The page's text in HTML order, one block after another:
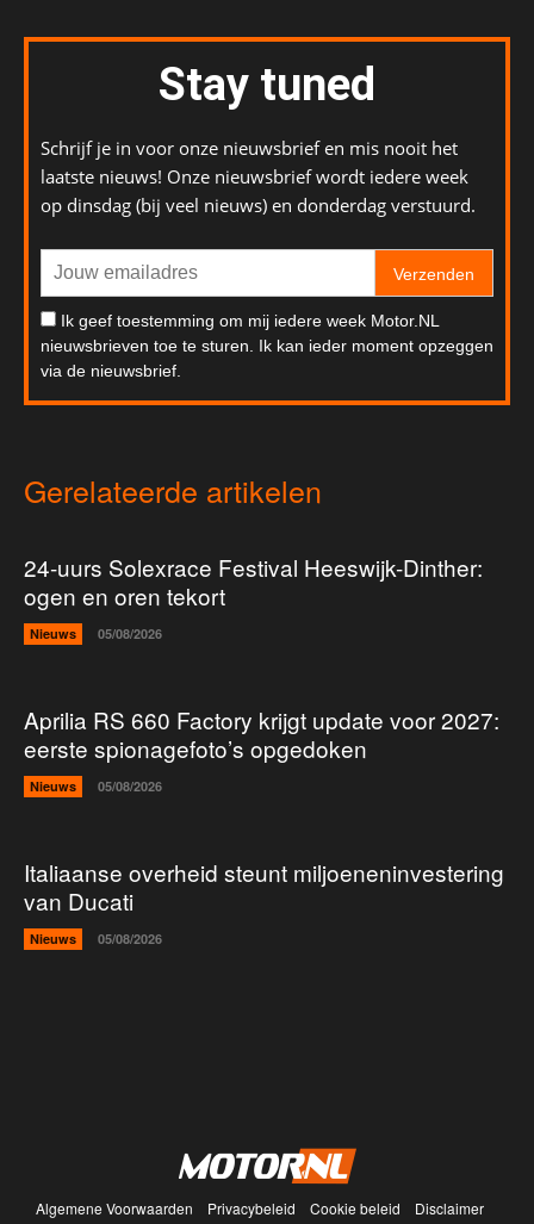
Stay tuned
Schrijf je in voor onze nieuwsbrief en mis nooit het
laatste nieuws! Onze nieuwsbrief wordt iedere week
op dinsdag (bij veel nieuws) en donderdag verstuurd.
Verzenden
Ik geef toestemming om mij iedere week Motor.NL
nieuwsbrieven toe te sturen. Ik kan ieder moment opzeggen
via de nieuwsbrief.
Gerelateerde artikelen
24-uurs Solexrace Festival Heeswijk-Dinther:
ogen en oren tekort
Nieuws 05/08/2026
Aprilia RS 660 Factory krijgt update voor 2027:
eerste spionagefoto’s opgedoken
Nieuws 05/08/2026
Italiaanse overheid steunt miljoeneninvestering
van Ducati
Nieuws 05/08/2026
Algemene Voorwaarden Privacybeleid Cookie beleid
Disclaimer